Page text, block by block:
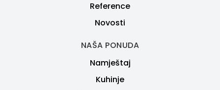
Reference
Novosti
NAŠA PONUDA
Namještaj
Kuhinje